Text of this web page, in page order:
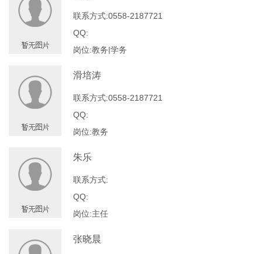
联系方式:0558-2187721
QQ:
岗位:教务|学务
滑培涛
联系方式:0558-2187721
QQ:
岗位:教务
朱乐
联系方式:
QQ:
岗位:主任
张晓晨